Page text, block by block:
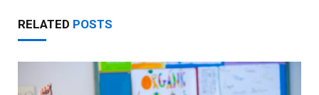
RELATED POSTS